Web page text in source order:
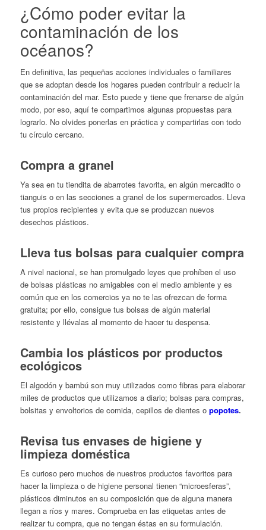
¿Cómo poder evitar la
contaminación de los
océanos?
En definitiva, las pequeñas acciones individuales o familiares
que se adoptan desde los hogares pueden contribuir a reducir la
contaminación del mar. Esto puede y tiene que frenarse de algún
modo, por eso, aquí te compartimos algunas propuestas para
lograrlo. No olvides ponerlas en práctica y compartirlas con todo
tu círculo cercano.
Compra a granel
Ya sea en tu tiendita de abarrotes favorita, en algún mercadito o
tianguis o en las secciones a granel de los supermercados. Lleva
tus propios recipientes y evita que se produzcan nuevos
desechos plásticos.
Lleva tus bolsas para cualquier compra
A nivel nacional, se han promulgado leyes que prohíben el uso
de bolsas plásticas no amigables con el medio ambiente y es
común que en los comercios ya no te las ofrezcan de forma
gratuita; por ello, consigue tus bolsas de algún material
resistente y llévalas al momento de hacer tu despensa.
Cambia los plásticos por productos
ecológicos
El algodón y bambú son muy utilizados como fibras para elaborar
miles de productos que utilizamos a diario; bolsas para compras,
bolsitas y envoltorios de comida, cepillos de dientes o popotes.
Revisa tus envases de higiene y
limpieza doméstica
Es curioso pero muchos de nuestros productos favoritos para
hacer la limpieza o de higiene personal tienen “microesferas”,
plásticos diminutos en su composición que de alguna manera
llegan a ríos y mares. Comprueba en las etiquetas antes de
realizar tu compra, que no tengan éstas en su formulación.